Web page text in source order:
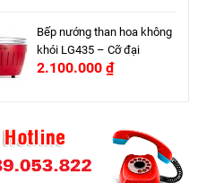
Bếp nướng than hoa không
khói LG435 – Cỡ đại
2.100.000 ₫